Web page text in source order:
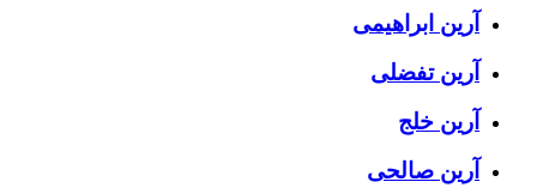
آرین ابراهیمی
آرین تفضلی
آرین خلج
آرین صالحی